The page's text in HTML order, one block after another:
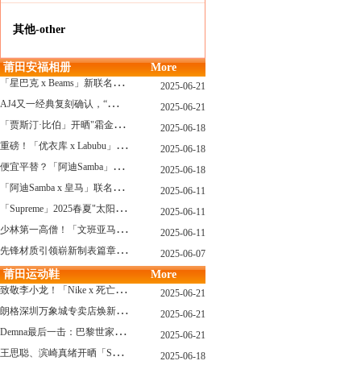
其他-other
莆田安福相册 More
「
星巴克 x Beams」新联名系列曝光，定档发售！ 2025-06-21
A
J4又一经典复刻确认，“黑猫”配色发售日公布了！ 2025-06-21
「
贾斯汀·比伯」开晒"霜金爱彼AP"皇家橡树，破产？不可能的... 2025-06-18
重
磅！「优衣库 x Labubu」联名2.0计划曝光，单品清单泄露！ 2025-06-18
便
宜平替？「阿迪Samba」特别款"珍珠蕾丝"曝光，确认发售！ 2025-06-18
「
阿迪Samba x 皇马」联名确认发售，附发售链接... 2025-06-11
「
Supreme」2025春夏"太阳镜"系列曝光，附发售指南！ 2025-06-11
少
林第一高僧！「文班亚马」剃光头，去河南少林寺修行了... 2025-06-11
先
锋材质引领崭新制表篇章 TAG Heuer泰格豪雅推出采用新型钛金属打造的摩纳哥系列双秒追针计时码表，全新定义先锋材质 2025-06-07
莆田运动鞋 More
致
敬李小龙！「Nike x 死亡游戏」特殊配色曝光，确认发售！ 2025-06-21
朗
格深圳万象城专卖店焕新开幕 萨克森制表艺术耀启华南新章 2025-06-21
D
emna最后一击：巴黎世家玩上PUMA了 2025-06-21
王
思聪、滨崎真绪开晒「Switch 2」，一台溢价1000+...！ 2025-06-18